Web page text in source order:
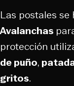
Las postales
Avalanchas
protección
de puño,
gritos.